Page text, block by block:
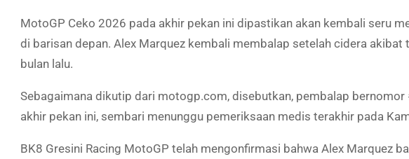
MotoGP Ceko 2026 pada akhir pekan ini dipastikan akan kembali seru
di barisan depan. Alex Marquez kembali membalap setelah cidera
bulan lalu.
Sebagaimana dikutip dari motogp.com, disebutkan, pembalap
akhir pekan ini, sembari menunggu pemeriksaan medis terakhir pada
BK8 Gresini Racing MotoGP telah mengonfirmasi bahwa Alex Marquez